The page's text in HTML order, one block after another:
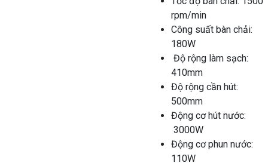
rpm/min
Công suất bàn chải:
180W
Độ rộng làm sạch:
410mm
Độ rộng cần hút:
500mm
Động cơ hút nước:
3000W
Động cơ phun nước:
110W